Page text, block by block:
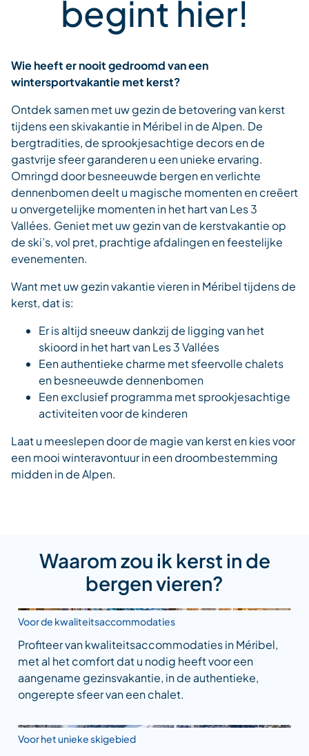
begint hier!
Wie heeft er nooit gedroomd van een
wintersportvakantie met kerst?
Ontdek samen met uw gezin de betovering van kerst
tijdens een skivakantie in Méribel in de Alpen. De
bergtradities, de sprookjesachtige decors en de
gastvrije sfeer garanderen u een unieke ervaring.
Omringd door besneeuwde bergen en verlichte
dennenbomen deelt u magische momenten en creëert
u onvergetelijke momenten in het hart van Les 3
Vallées. Geniet met uw gezin van de kerstvakantie op
de ski’s, vol pret, prachtige afdalingen en feestelijke
evenementen.
Want met uw gezin vakantie vieren in Méribel tijdens de
kerst, dat is:
Er isaltijd sneeuwdankzij de ligging van het
skioord in het hart van Les 3Vallées
Een authentieke charme metsfeervolle chalets
en besneeuwde dennenbomen
Een exclusief programma metsprookjesachtige
activiteitenvoor de kinderen
Laat u meeslepen door de magie van kerst en kies voor
een mooi winteravontuur in een droombestemming
midden in de Alpen.
Waarom zou ik kerst in de
bergen vieren?
Voor de kwaliteitsaccommodaties
Profiteer van kwaliteitsaccommodaties in Méribel,
met al het comfort dat u nodig heeft voor een
aangename gezinsvakantie, in de authentieke,
ongerepte sfeer van een chalet.
Voor het unieke skigebied